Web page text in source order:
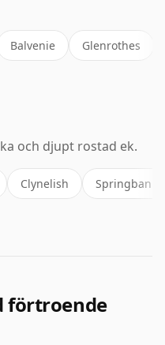
Balvenie Glenrothes
och djupt rostad ek.
Clynelish Springbank
förtroende